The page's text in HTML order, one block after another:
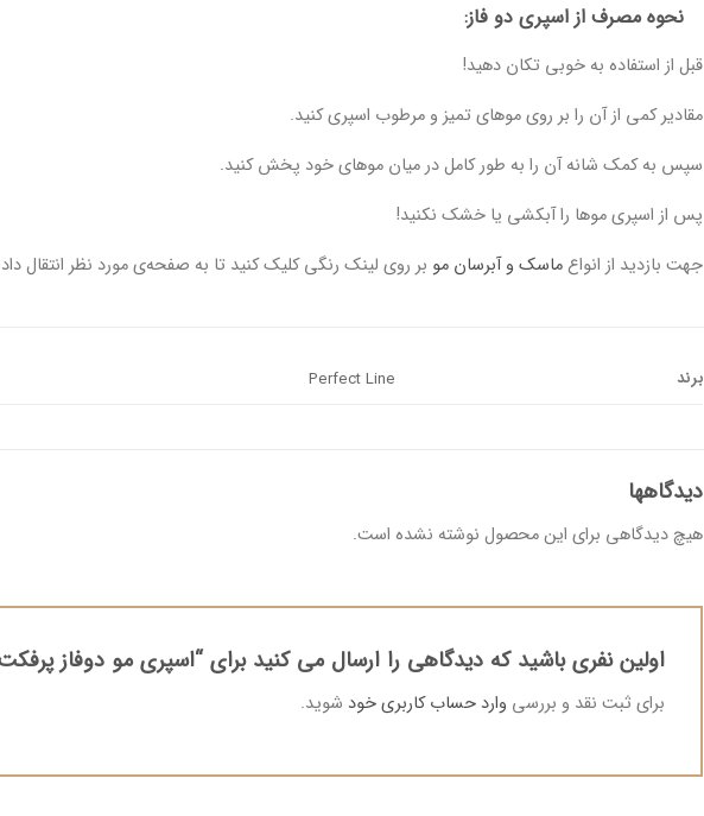
نحوه مصرف از اسپری دو فاز:
قبل از استفاده به خوبی تکان دهید!
مقادیر کمی از آن را بر روی موهای تمیز و مرطوب اسپری کنید.
سپس به کمک شانه آن را به طور کامل در میان موهای خود پخش کنید.
پس از اسپری موها را آبکشی یا خشک نکنید!
جهت بازدید از انواعماسک و آبرسان مو بر روی لینک رنگی کلیک کنید تا به صفحه‌ی مورد نظر انتقال
برند Perfect Line
دیدگاهها
هیچ دیدگاهی برای این محصول نوشته نشده است.
اولین نفری باشید که دیدگاهی را ارسال می کنید برای “اسپری مو دوفاز
برای ثبت نقد و بررسی وارد حساب کاربری خود شوید.